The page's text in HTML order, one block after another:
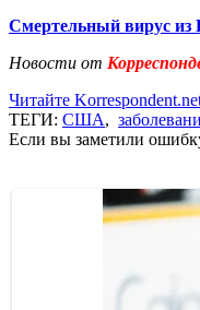
Смертельный вирус из
Новости от
Читайте
ТЕГИ: США,
Если вы заметили